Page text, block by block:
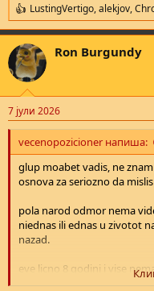
R
e
a
c
t
i
n
s
:
LustingVertigo,alekjov,
Ron Burgundy
7 јули 2026
vecenopozicioner напиша:
glup moabet vadis, ne
osnova za seriozno da
pola narod odmor nema
niednas ili ednas u zivotot
nazad.
eve licno 8 godini i vise
poznavam isto, site sme